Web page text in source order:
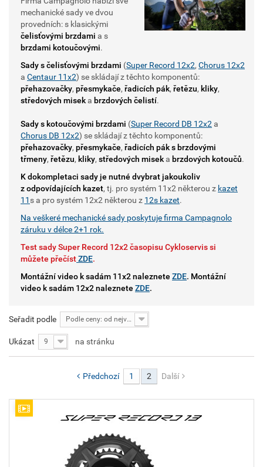
mechanické sady ve dvou
provedních: s klasickými
čelisťovými brzdami a s
brzdami kotoučovými.
Sady s čelisťovými brzdami (Super Record 12x2, Chorus 12x2
a Centaur 11x2) se skládají z těchto komponentů:
přehazovačky, přesmykače, řadicích pák, řetězu, kliky,
středových miseka brzdových čelistí.
Sady s kotoučovými brzdami (Super Record DB 12x2 a
Chorus DB 12x2) se skládají z těchto komponentů:
přehazovačky, přesmykače, řadicích pák s brzdovými
třmeny, řetězu, kliky, středových miseka brzdových kotoučů.
K dokompletaci sady je nutné dvybrat jakoukoliv
z odpovídajících kazet, tj. pro systém 11x2 některou z kazet
11 s a pro systém 12x2 některou z 12s kazet.
Na veškeré mechanické sady poskytuje firma Campagnolo
záruku v délce 2+1 rok.
Test sady Super Record 12x2 časopisu Cykloservis si
můžete přečístZDE.
Montážní video k sadám 11x2 naleznete ZDE. Montážní
video k sadám 12x2 naleznete ZDE.
Seřadit podle Podle ceny: od nejvyšší
Ukázat 9 na stránku
Předchozí 1 2 Další